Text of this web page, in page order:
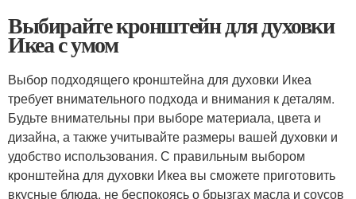
Выбирайте кронштейн для духовки
Икеа с умом
Выбор подходящего кронштейна для духовки Икеа
требует внимательного подхода и внимания к деталям.
Будьте внимательны при выборе материала, цвета и
дизайна, а также учитывайте размеры вашей духовки и
удобство использования. С правильным выбором
кронштейна для духовки Икеа вы сможете приготовить
вкусные блюда, не беспокоясь о брызгах масла и соусов